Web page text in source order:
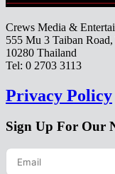
Crews Media &
555 Mu 3 Taiban
10280 Thailand
Tel: 0 2703 3113
Privacy Policy
Sign Up For Our